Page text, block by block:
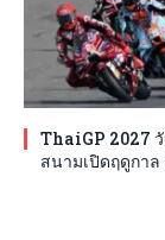
ThaiGP 2027
สนามเปิดฤดูกา